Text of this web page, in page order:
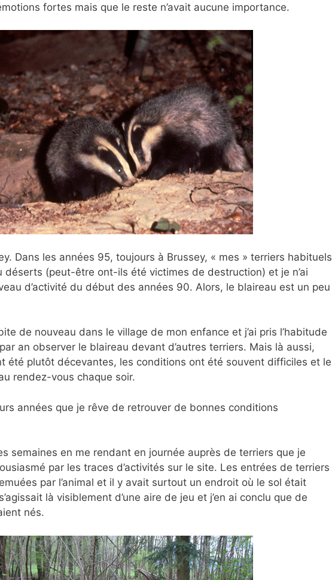
fortes mais que le reste n’avait aucune importance.
Dans les années 95, toujours à Brussey, « mes » terriers habituels
déserts (peut-être ont-ils été victimes de destruction) et je n’ai
d’activité du début des années 90. Alors, le blaireau est un peu
de nouveau dans le village de mon enfance et j’ai pris l’habitude
an observer le blaireau devant d’autres terriers. Mais là aussi,
été plutôt décevantes, les conditions ont été souvent difficiles et le
rendez-vous chaque soir.
années que je rêve de retrouver de bonnes conditions
semaines en me rendant en journée auprès de terriers que je
par les traces d’activités sur le site. Les entrées de terriers
par l’animal et il y avait surtout un endroit où le sol était
là visiblement d’une aire de jeu et j’en ai conclu que de
nés.